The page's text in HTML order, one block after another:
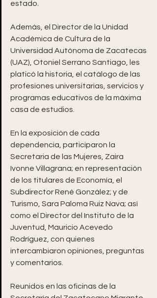
estado.
Además, el Director de la Unidad
Académica de Cultura de la
Universidad Autónoma de Zacatecas
(UAZ), Otoniel Serrano Santiago, les
platicó la historia, el catálogo de las
profesiones universitarias, servicios y
programas educativos de la máxima
casa de estudios.
En la exposición de cada
dependencia, participaron la
Secretaria de las Mujeres, Zaira
Ivonne Villagrana; en representación
de los titulares de Economía, el
Subdirector René González; y de
Turismo, Sara Paloma Ruiz Nava; así
como el Director del Instituto de la
Juventud, Mauricio Acevedo
Rodríguez, con quienes
intercambiaron opiniones, preguntas
y comentarios.
Reunidos en las oficinas de la